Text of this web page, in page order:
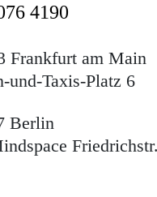
4190
Frankfurt am Main
und-Taxis-Platz 6
Berlin